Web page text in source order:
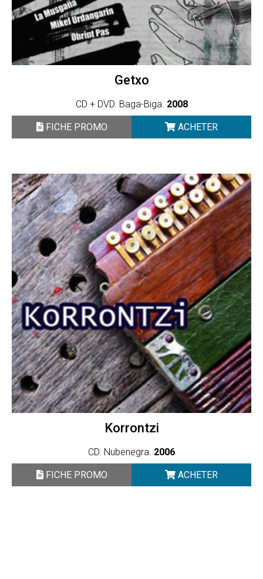
Getxo
CD + DVD. Baga-Biga. 2008
FICHE PROMO ACHETER
Korrontzi
CD. Nubenegra. 2006
FICHE PROMO ACHETER